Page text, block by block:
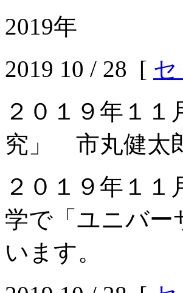
2019年
2019 10 / 28 [
２０１９年１
究」 市丸健太
２０１９年１
学で「ユニバー
います。